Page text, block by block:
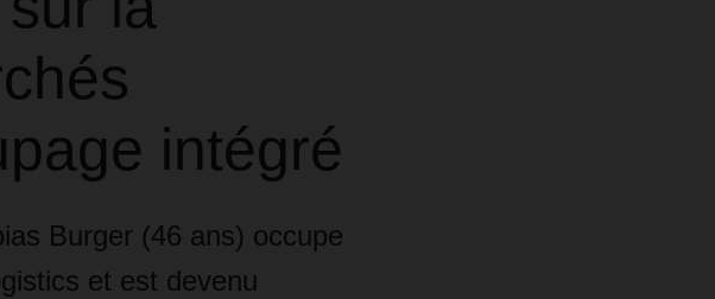
intégré
Burger (46 ans) occupe
et est devenu